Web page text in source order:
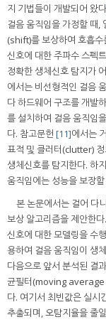
지 기법들이 개발되어 왔다
걸음 움직임을 가정할 때,
(shift)를 보상하여 호흡수
신호에 대한 주파수 스펙
정확한 생체신호 탐지가
에서는 비선형적인 걸음
다 하드웨어 구조를 개발
를 설치하여 걸음 움직임
다. 참고문헌 [11]에서는
표적 및 클러터(clutter)
생체신호를 탐지한다. 하
움직임에는 성능을 보장
본 논문에서는 걸어 다
보상 알고리즘을 제안한
신호에 대한 모델링을 수
용하여 걸음 움직임이 생
다음으로 앞서 분석된 결
균필터(moving average
다. 여기서 최빈값은 실시
추출되며, 오탐지율을 줄